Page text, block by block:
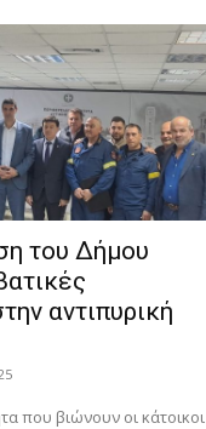
του Δήμου
αντιπυρική
που βιώνουν οι κάτοικοι